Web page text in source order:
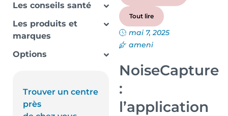
Les conseils santé
Les produits et
marques
Options
Trouver un centre
près
Tout lire
mai 7, 2025
ameni
NoiseCapture
:
l’application